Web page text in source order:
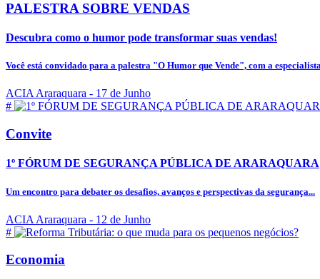
PALESTRA SOBRE VENDAS
Descubra como o humor pode transformar suas vendas!
Você está convidado para a palestra "O Humor que Vende", com a
ACIA Araraquara - 17 de Junho
#
Convite
1º FÓRUM DE SEGURANÇA PÚBLICA DE ARARAQUARA
Um encontro para debater os desafios, avanços e perspectivas da segurança...
ACIA Araraquara - 12 de Junho
#
Economia